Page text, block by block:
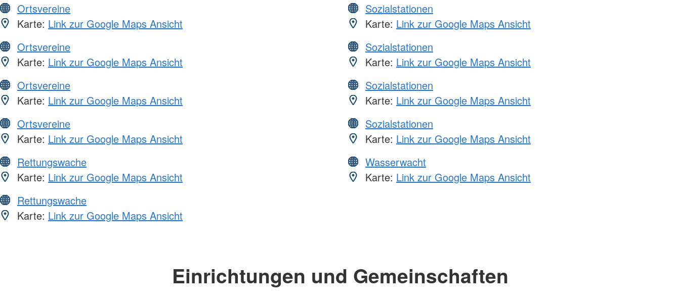
Ortsvereine
Karte: Link zur Google Maps Ansicht
Ortsvereine
Karte: Link zur Google Maps Ansicht
Ortsvereine
Karte: Link zur Google Maps Ansicht
Ortsvereine
Karte: Link zur Google Maps Ansicht
Rettungswache
Karte: Link zur Google Maps Ansicht
Rettungswache
Karte: Link zur Google Maps Ansicht
Sozialstationen
Karte: Link zur Google Maps Ansicht
Sozialstationen
Karte: Link zur Google Maps Ansicht
Sozialstationen
Karte: Link zur Google Maps Ansicht
Sozialstationen
Karte: Link zur Google Maps Ansicht
Wasserwacht
Karte: Link zur Google Maps Ansicht
Einrichtungen und Gemeinschaften